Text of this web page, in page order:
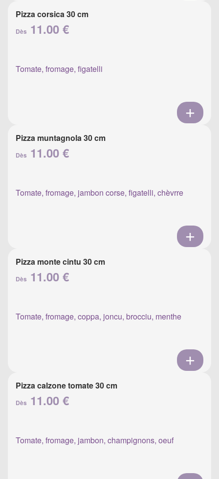
Pizza corsica 30 cm
Dès 11.00 €
Tomate, fromage, figatelli
Pizza muntagnola 30 cm
Dès 11.00 €
Tomate, fromage, jambon corse, figatelli, chèvrre
Pizza monte cintu 30 cm
Dès 11.00 €
Tomate, fromage, coppa, joncu, brocciu, menthe
Pizza calzone tomate 30 cm
Dès 11.00 €
Tomate, fromage, jambon, champignons, oeuf